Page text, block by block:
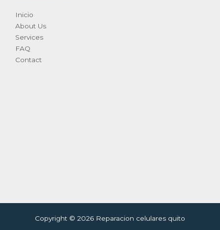
Inicio
About Us
Services
FAQ
Contact
Copyright © 2026 Reparacion celulares quito